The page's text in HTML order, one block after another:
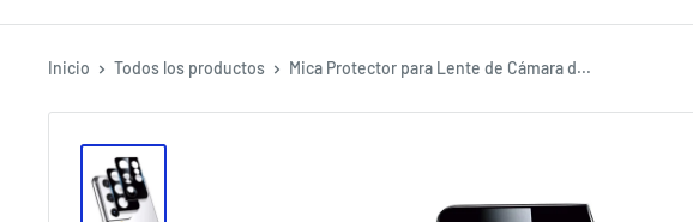
Inicio Todos los productos Mica Protector para Lente de Cámara d...